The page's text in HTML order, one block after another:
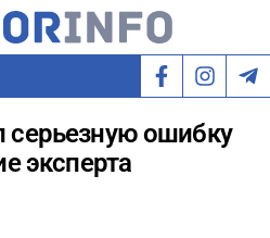
ошибку
эксперта